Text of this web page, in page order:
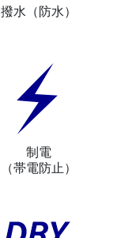
撥水 （防水）
制電
（帯電防止）